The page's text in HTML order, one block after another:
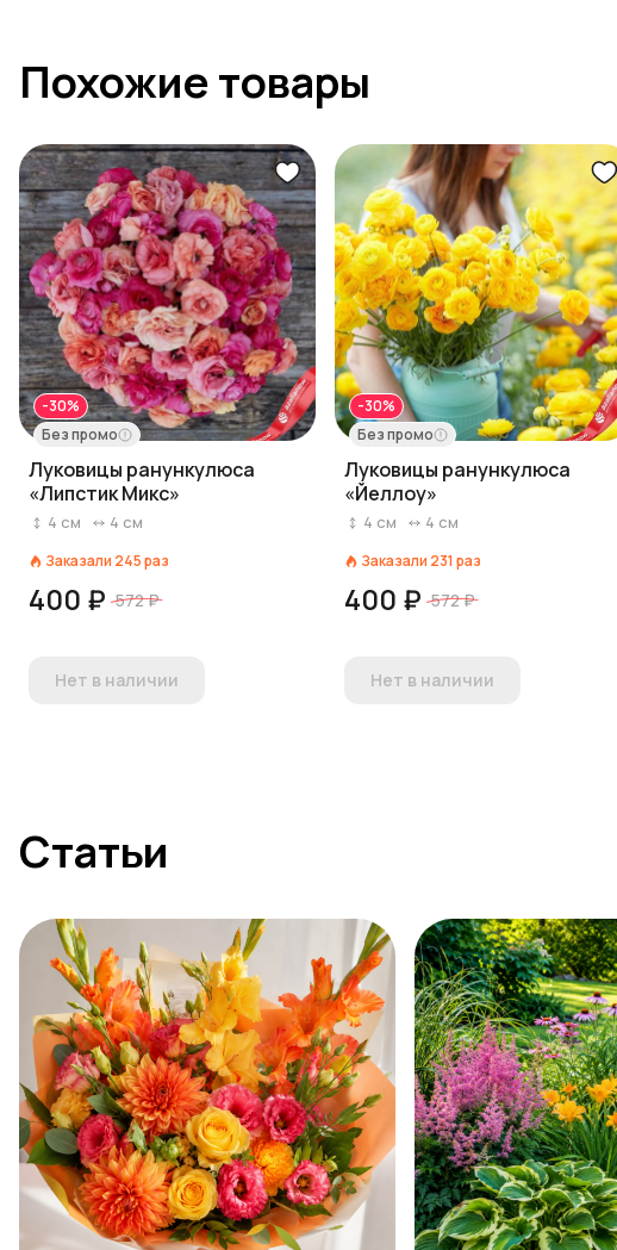
Похожие товары
-30%
Без промо
Луковицы ранункулюса
«Липстик Микс»
4 см 4 см
Заказали 245раз
400 ₽ 572 ₽
Нет в наличии
-30%
Без промо
Луковицы ранункулюса
«Йеллоу»
4 см 4 см
Заказали 231 раз
400 ₽ 572 ₽
Нет в наличии
Статьи